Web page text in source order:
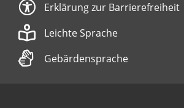
Erklärung zur Barrierefreiheit
Leichte Sprache
Gebärdensprache